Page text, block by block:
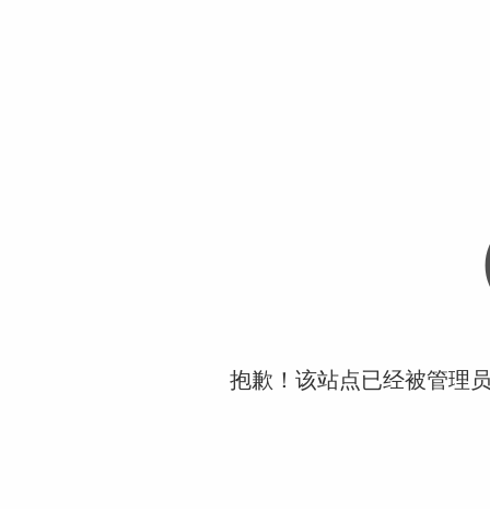
抱歉！该站点已经被管理